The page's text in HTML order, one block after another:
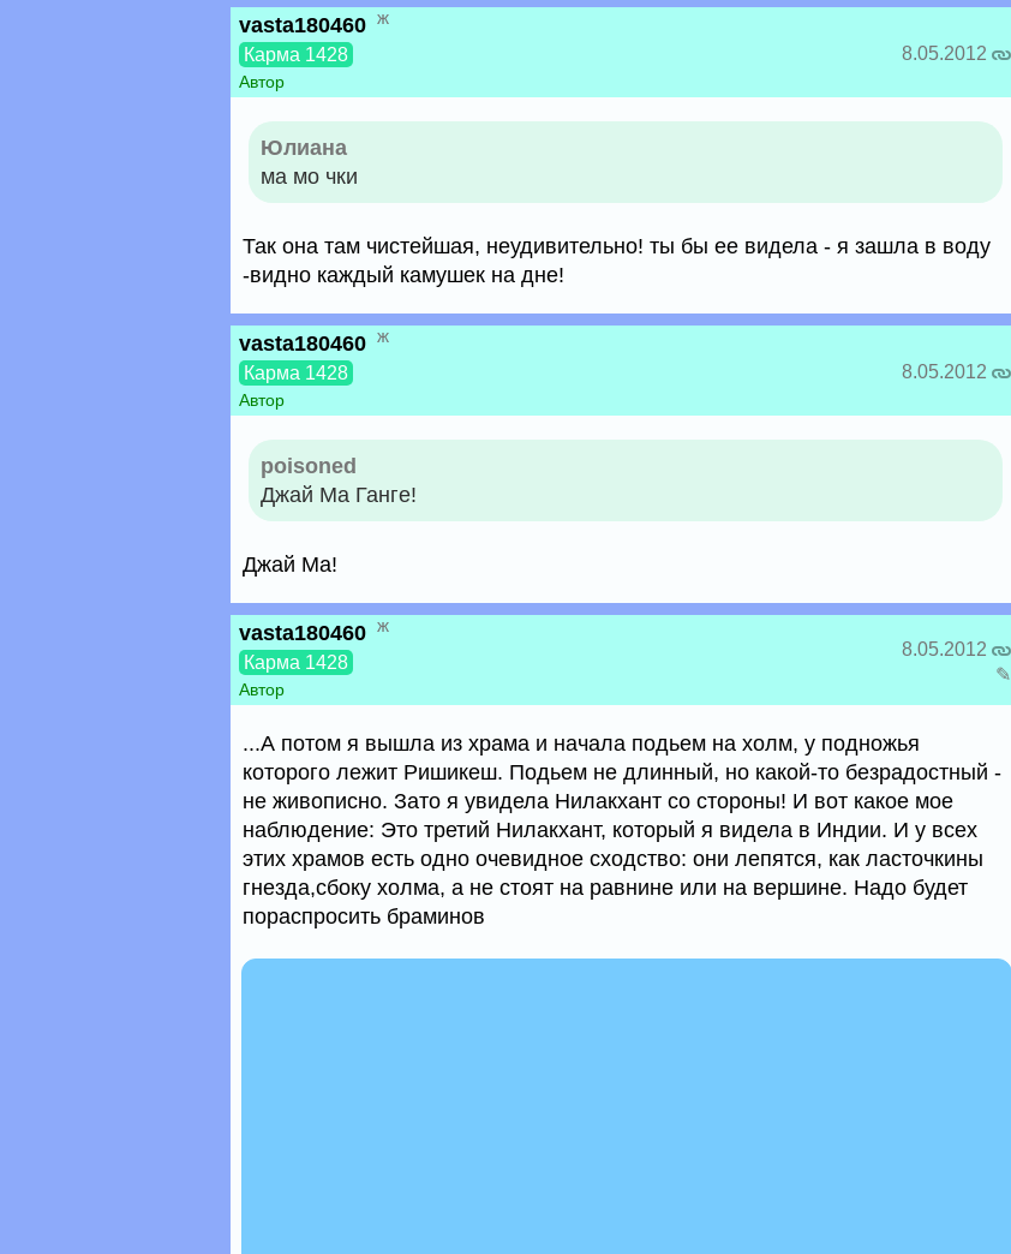
vasta180460 ж
Карма 1428
Автор
8.05.2012
Юлиана
ма мо чки
Так она там чистейшая, неудивительно! ты бы ее видела - я зашла в воду
-видно каждый камушек на дне!
vasta180460 ж
Карма 1428
Автор
8.05.2012
poisoned
Джай Ма Ганге!
Джай Ма!
vasta180460 ж
Карма 1428
Автор
8.05.2012
✎
...А потом я вышла из храма и начала подьем на холм, у подножья
которого лежит Ришикеш. Подьем не длинный, но какой-то безрадостный -
не живописно. Зато я увидела Нилакхант со стороны! И вот какое мое
наблюдение: Это третий Нилакхант, который я видела в Индии. И у всех
этих храмов есть одно очевидное сходство: они лепятся, как ласточкины
гнезда,сбоку холма, а не стоят на равнине или на вершине. Надо будет
пораспросить браминов